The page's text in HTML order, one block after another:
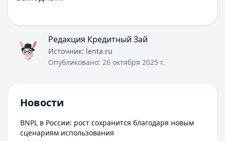
Редакция Кредитный Зай
Источник: lenta.ru
Опубликовано: 26 октября 2025 г.
Новости
BNPL в России: рост сохранится благодаря новым
сценариям использования